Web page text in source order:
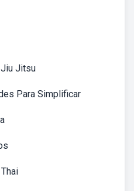
Jitsu
Para Simplificar